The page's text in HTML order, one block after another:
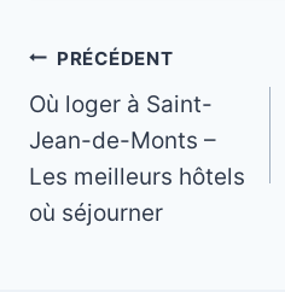
Navigation
de
l’article
PRÉCÉDENT
Où loger à Saint-
Jean-de-Monts –
Les meilleurs hôtels
où séjourner